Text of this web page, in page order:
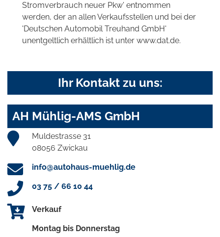
Stromverbrauch neuer Pkw' entnommen
werden, der an allen Verkaufsstellen und bei der
'Deutschen Automobil Treuhand GmbH'
unentgeltlich erhältlich ist unter www.dat.de.
Ihr Kontakt zu uns:
AH Mühlig-AMS GmbH
Muldestrasse 31
08056 Zwickau
info@autohaus-muehlig.de
03 75 / 66 10 44
Verkauf
Montag bis Donnerstag